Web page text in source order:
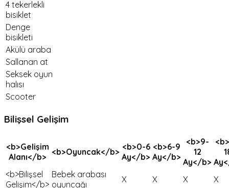
4 tekerlekli
bisiklet
Denge
bisikleti
Akülü araba
Sallanan at
Seksek oyun
halısı
Scooter
Bilişsel Gelişim
<b>Gelişim
Alanı</b> <b>Oyuncak</b> <b>0-6
Ay</b>
<b>6-9
Ay</b>
<b>9-
12
Ay</b>
<b>Bilişsel
Gelişim</b>
Bebek arabası
oyuncağı
X X X
X